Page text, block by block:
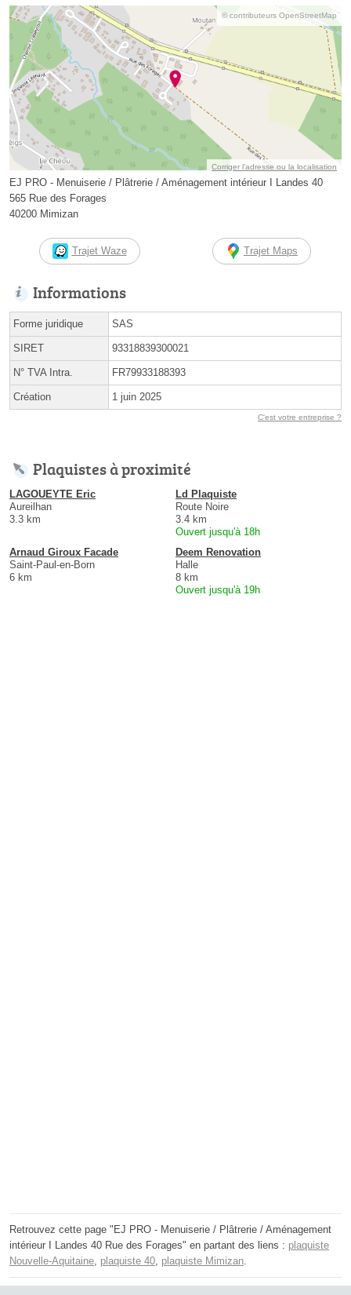
© contributeurs OpenStreetMap
Corriger l’adresse ou la localisation
EJ PRO - Menuiserie / Plâtrerie / Aménagement intérieur I Landes 40
565 Rue des Forages
40200 Mimizan
Trajet Waze Trajet Maps
Informations
Forme juridique SAS
SIRET 93318839300021
N° TVA Intra. FR79933188393
Création 1 juin 2025
C'est votre entreprise ?
Plaquistes à proximité
LAGOUEYTE Eric
Aureilhan
3.3 km
Ld Plaquiste
Route Noire
3.4 km
Ouvert jusqu'à 18h
Arnaud Giroux Facade
Saint-Paul-en-Born
6 km
Deem Renovation
Halle
8 km
Ouvert jusqu'à 19h
Retrouvez cette page "EJ PRO - Menuiserie / Plâtrerie / Aménagement
intérieur I Landes 40 Rue des Forages" en partant des liens : plaquiste
Nouvelle-Aquitaine, plaquiste 40, plaquiste Mimizan.